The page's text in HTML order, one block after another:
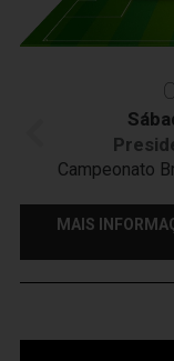
Campeonato
MAIS